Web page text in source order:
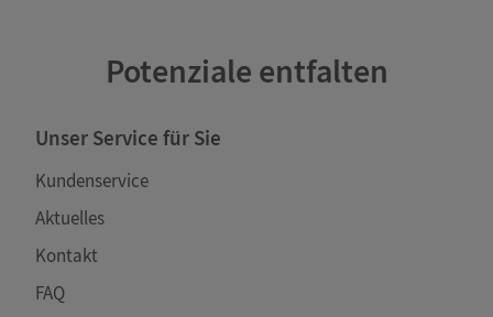
Potenziale entfalten
Unser Service für Sie
Kundenservice
Aktuelles
Kontakt
FAQ